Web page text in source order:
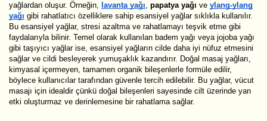
yağlardan oluşur. Örneğin, lavanta yağı, papatya yağı ve ylang-ylang
yağı gibi rahatlatıcı özelliklere sahip esansiyel yağlar sıklıkla kullanılır.
Bu esansiyel yağlar, stresi azaltma ve rahatlamayı teşvik etme gibi
faydalarıyla bilinir. Temel olarak kullanılan badem yağı veya jojoba yağı
gibi taşıyıcı yağlar ise, esansiyel yağların cilde daha iyi nüfuz etmesini
sağlar ve cildi besleyerek yumuşaklık kazandırır. Doğal masaj yağları,
kimyasal içermeyen, tamamen organik bileşenlerle formüle edilir,
böylece kullanıcılar tarafından güvenle tercih edilebilir. Bu yağlar, vücut
masajı için idealdir çünkü doğal bileşenleri sayesinde cilt üzerinde yan
etki oluşturmaz ve derinlemesine bir rahatlama sağlar.